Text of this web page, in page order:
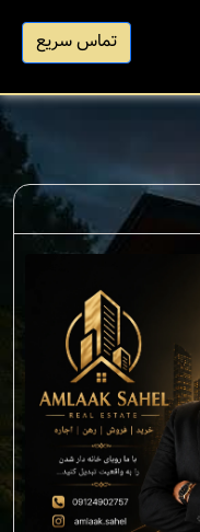
تماس سریع